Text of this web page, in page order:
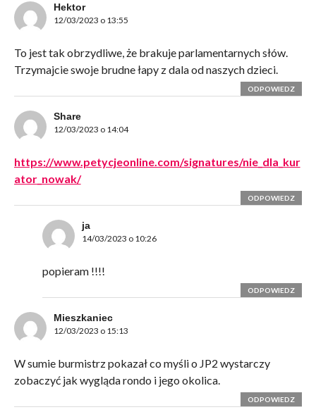
Hektor
12/03/2023 o 13:55
To jest tak obrzydliwe, że brakuje parlamentarnych słów.
Trzymajcie swoje brudne łapy z dala od naszych dzieci.
ODPOWIEDZ
Share
12/03/2023 o 14:04
https://www.petycjeonline.com/signatures/nie_dla_kur
ator_nowak/
ODPOWIEDZ
ja
14/03/2023 o 10:26
popieram !!!!
ODPOWIEDZ
Mieszkaniec
12/03/2023 o 15:13
W sumie burmistrz pokazał co myśli o JP2 wystarczy
zobaczyć jak wygląda rondo i jego okolica.
ODPOWIEDZ